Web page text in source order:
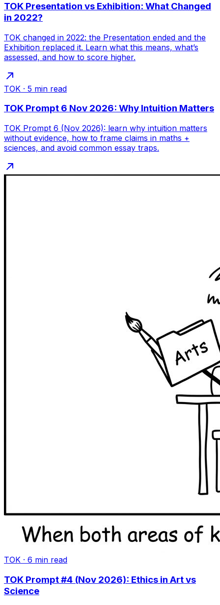
TOK Presentation vs Exhibition: What Changed
in 2022?
TOK changed in 2022: the Presentation ended and the
Exhibition replaced it. Learn what this means, what’s
assessed, and how to score higher.
TOK · 5 min read
TOK Prompt 6 Nov 2026: Why Intuition Matters
TOK Prompt 6 (Nov 2026): learn why intuition matters
without evidence, how to frame claims in maths +
sciences, and avoid common essay traps.
TOK · 6 min read
TOK Prompt #4 (Nov 2026): Ethics in Art vs
Science